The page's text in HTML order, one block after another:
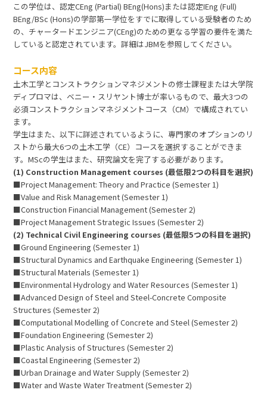
この学位は、認定CEng (Partial) BEng(Hons)または認定IEng (Full)
BEng/BSc (Hons)の学部第一学位をすでに取得している受験者のため
の、チャータードエンジニア(CEng)のための更なる学習の要件を満た
していると認定されています。詳細はJBMを参照してください。
コース内容
土木工学とコンストラクションマネジメントの修士課程または大学院
ディプロマは、ベニー・スリヤント博士が率いるもので、最大3つの
必須コンストラクションマネジメントコース（CM）で構成されてい
ます。
学生はまた、以下に詳述されているように、専門家のオプションのリ
ストから最大6つの土木工学（CE）コースを選択することができま
す。MScの学生はまた、研究論文を完了する必要があります。
(1) Construction Management courses (最低限2つの科目を選択)
■Project Management: Theory and Practice (Semester 1)
■Value and Risk Management (Semester 1)
■Construction Financial Management (Semester 2)
■Project Management Strategic Issues (Semester 2)
(2) Technical Civil Engineering courses (最低限5つの科目を選択)
■Ground Engineering (Semester 1)
■Structural Dynamics and Earthquake Engineering (Semester 1)
■Structural Materials (Semester 1)
■Environmental Hydrology and Water Resources (Semester 1)
■Advanced Design of Steel and Steel-Concrete Composite
Structures (Semester 2)
■Computational Modelling of Concrete and Steel (Semester 2)
■Foundation Engineering (Semester 2)
■Plastic Analysis of Structures (Semester 2)
■Coastal Engineering (Semester 2)
■Urban Drainage and Water Supply (Semester 2)
■Water and Waste Water Treatment (Semester 2)